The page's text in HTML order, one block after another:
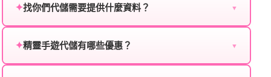
✦找你們代儲需要提供什麼資料？ ▼
服：
✦精靈手遊代儲有哪些優惠？ ▼